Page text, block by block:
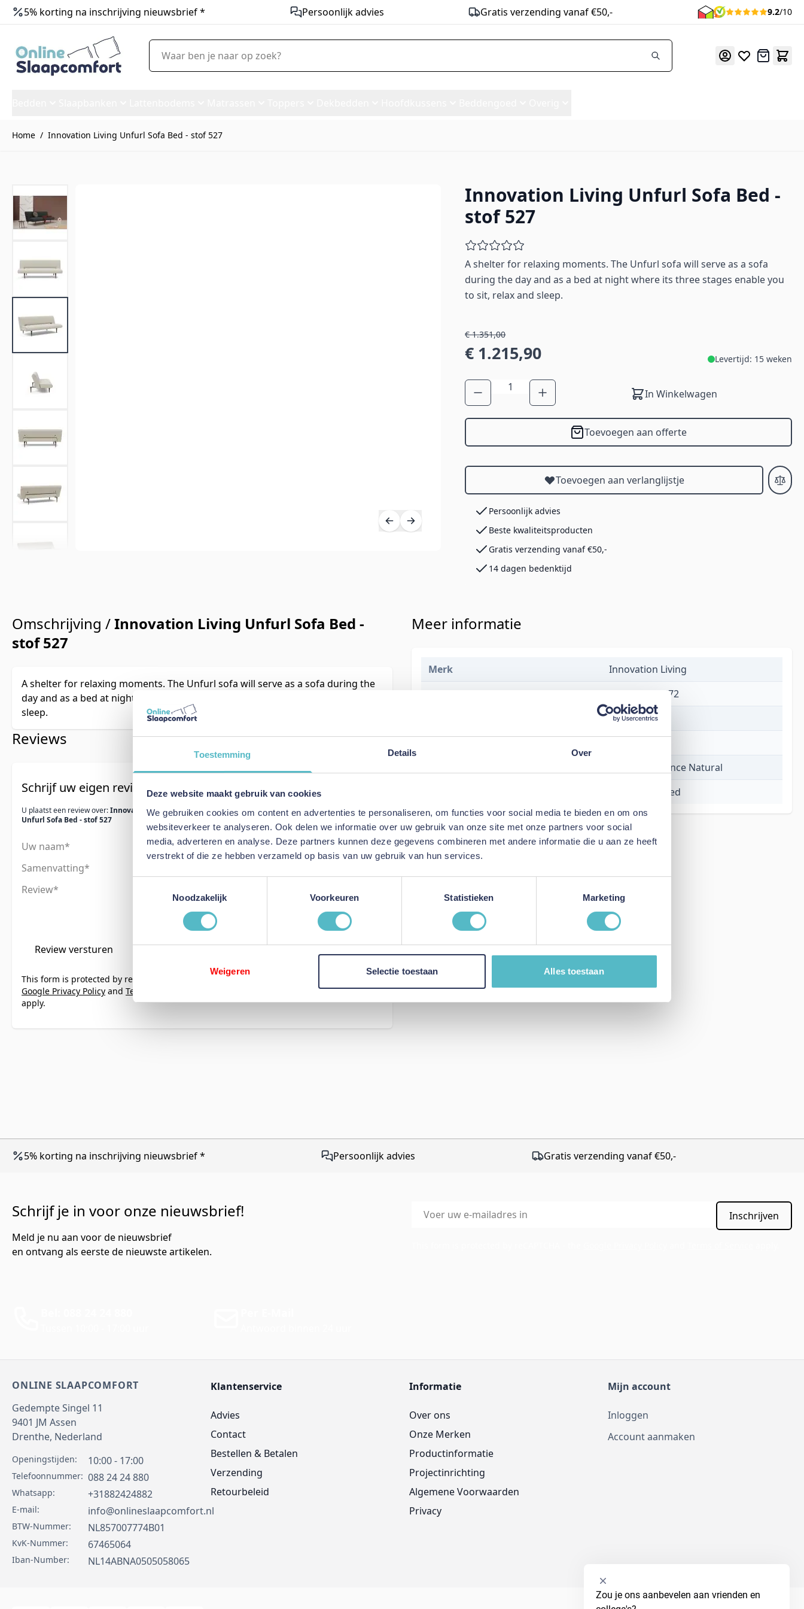
Toestemming Details Over
Deze website maakt gebruik van cookies
We gebruiken cookies om content en advertenties te personaliseren, om functies voor social media te bieden en om ons
websiteverkeer te analyseren. Ook delen we informatie over uw gebruik van onze site met onze partners voor social
media, adverteren en analyse. Deze partners kunnen deze gegevens combineren met andere informatie die u aan ze heeft
verstrekt of die ze hebben verzameld op basis van uw gebruik van hun services.
Noodzakelijk
Voorkeuren Statistieken Marketing
Weigeren Selectie toestaan Alles toestaan
5% korting na inschrijving nieuwsbrief * Persoonlijk advies Gratis verzending vanaf €50,- 9.2/10
Offerte
Waar ben je naar op zoek?
Home / Innovation Living Unfurl Sofa Bed - stof 527
Innovation Living Unfurl Sofa Bed - stof 527
Innovation Living Unfurl Sofa Bed -
stof 527
A shelter for relaxing moments. The Unfurl sofa will serve as a sofa
during the day and as a bed at night where its three stages enable you
to sit, relax and sleep.
€ 1.351,00
€ 1.215,90 Levertijd: 15 weken
Aantal
In Winkelwagen
Toevoegen aan offerte
Toevoegen aan verlanglijstje
Persoonlijk advies
Beste kwaliteitsproducten
Gratis verzending vanaf €50,-
14 dagen bedenktijd
Omschrijving /Innovation Living Unfurl Sofa Bed -
stof 527
A shelter for relaxing moments. The Unfurl sofa will serve as a sofa during the
day and as a bed at night where its three stages enable you to sit, relax and
sleep.
Reviews
Schrijf uw eigen review
U plaatst een review over:Innovation Living
Unfurl Sofa Bed - stof 527
Uw naam
Samenvatting
Review
Review versturen
This form is protected by reCAPTCHA - the
Google Privacy Policy and Terms of Service
apply.
Meer informatie
Merk
Innovation Living
5700110809672
€ 1.351,00
527 Mixed Dance Natural
Unfurl Sofa Bed
5% korting na inschrijving nieuwsbrief * Persoonlijk advies Gratis verzending vanaf €50,-
Schrijf je in voor onze nieuwsbrief!
Meld je nu aan voor de nieuwsbrief
en ontvang als eerste de nieuwste artikelen.
E-mailadres
Inschrijven
ONLINE SLAAPCOMFORT
Gedempte Singel 11
9401 JM Assen
Drenthe, Nederland
Openingstijden: 10:00 - 17:00
Telefoonnummer: 088 24 24 880
Whatsapp: +31882424882
E-mail: info@onlineslaapcomfort.nl
BTW-Nummer: NL857007774B01
KvK-Nummer: 67465064
Iban-Number: NL14ABNA0505058065
Klantenservice
Advies
Contact
Bestellen & Betalen
Verzending
Retourbeleid
Informatie
Over ons
Onze Merken
Productinformatie
Projectinrichting
Algemene Voorwaarden
Privacy
Mijn account
Inloggen
Account aanmaken
Zou je ons aanbevelen aan vrienden en
Selecteer
een